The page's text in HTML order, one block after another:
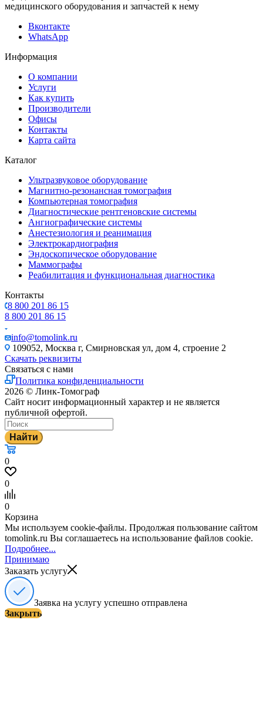
медицинского оборудования и запчастей к нему
Вконтакте
WhatsApp
Информация
О компании
Услуги
Как купить
Производители
Офисы
Контакты
Карта сайта
Каталог
Ультразвуковое оборудование
Магнитно-резонансная томография
Компьютерная томография
Диагностические рентгеновские системы
Ангиографические системы
Анестезиология и реанимация
Электрокардиография
Эндоскопическое оборудование
Маммографы
Реабилитация и функциональная диагностика
Контакты
8 800 201 86 15
8 800 201 86 15
info@tomolink.ru
109052, Москва г, Смирновская ул, дом 4, строение 2
Скачать реквизиты
Связаться с нами
Политика конфиденциальности
2026 © Линк-Томограф
Сайт носит информационный характер и не является
публичной офертой.
Найти
0
0
0
Корзина
Мы используем cookie-файлы. Продолжая пользование сайтом
tomolink.ru Вы соглашаетесь на использование файлов cookie.
Подробнее...
Принимаю
Заказать услугу
Заявка на услугу успешно отправлена
Закрыть